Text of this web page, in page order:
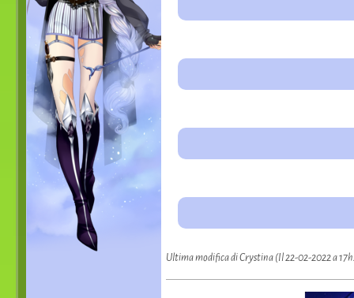
Ultima modifica di Crystina (Il 22-02-2022 a